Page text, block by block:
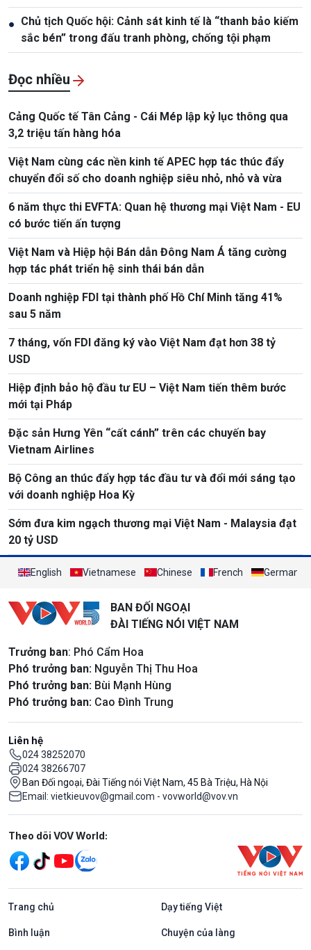
● Chủ tịch Quốc hội: Cảnh sát kinh tế là “thanh bảo kiếm
sắc bén” trong đấu tranh phòng, chống tội phạm
Đọc nhiều
Cảng Quốc tế Tân Cảng - Cái Mép lập kỷ lục thông qua
3,2 triệu tấn hàng hóa
Việt Nam cùng các nền kinh tế APEC hợp tác thúc đẩy
chuyển đổi số cho doanh nghiệp siêu nhỏ, nhỏ và vừa
6 năm thực thi EVFTA: Quan hệ thương mại Việt Nam - EU
có bước tiến ấn tượng
Việt Nam và Hiệp hội Bán dẫn Đông Nam Á tăng cường
hợp tác phát triển hệ sinh thái bán dẫn
Doanh nghiệp FDI tại thành phố Hồ Chí Minh tăng 41%
sau 5 năm
7 tháng, vốn FDI đăng ký vào Việt Nam đạt hơn 38 tỷ
USD
Hiệp định bảo hộ đầu tư EU – Việt Nam tiến thêm bước
mới tại Pháp
Đặc sản Hưng Yên “cất cánh” trên các chuyến bay
Vietnam Airlines
Bộ Công an thúc đẩy hợp tác đầu tư và đổi mới sáng tạo
với doanh nghiệp Hoa Kỳ
Sớm đưa kim ngạch thương mại Việt Nam - Malaysia đạt
20 tỷ USD
English Vietnamese Chinese French German
BAN ĐỐI NGOẠI
ĐÀI TIẾNG NÓI VIỆT NAM
Trưởng ban: Phó Cẩm Hoa
Phó trưởng ban: Nguyễn Thị Thu Hoa
Phó trưởng ban: Bùi Mạnh Hùng
Phó trưởng ban: Cao Đình Trung
Liên hệ
024 38252070
024 38266707
Ban Đối ngoại, Đài Tiếng nói Việt Nam, 45 Bà Triệu, Hà Nội
Email: vietkieuvov@gmail.com - vovworld@vov.vn
Mạng xã hội
Theo dõi VOV World:
Trang chủ Dạy tiếng Việt
Bình luận Chuyện của làng